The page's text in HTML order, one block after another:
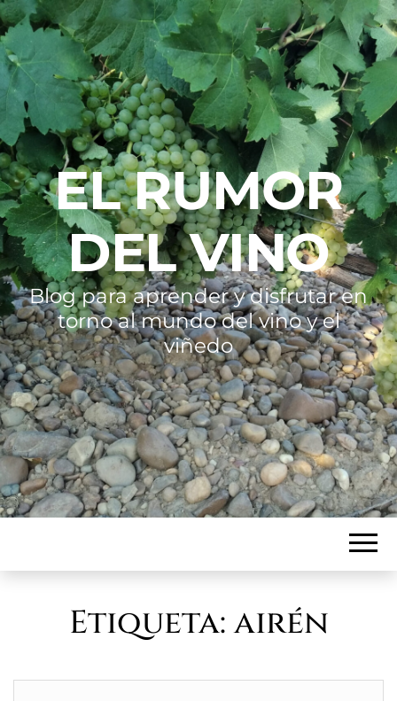
EL RUMOR
DEL VINO
Blog para aprender y disfrutar en
torno al mundo del vino y el
viñedo
Etiqueta:airén